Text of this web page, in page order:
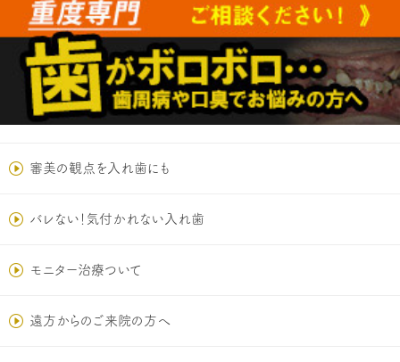
審美の観点を入れ歯にも
バレない！気付かれない入れ歯
モニター治療ついて
遠方からのご来院の方へ